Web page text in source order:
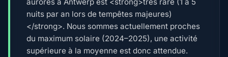
nuits par an lors de tempêtes majeures)
</strong>. Nous sommes actuellement proches
du maximum solaire (2024–2025), une activité
supérieure à la moyenne est donc attendue.